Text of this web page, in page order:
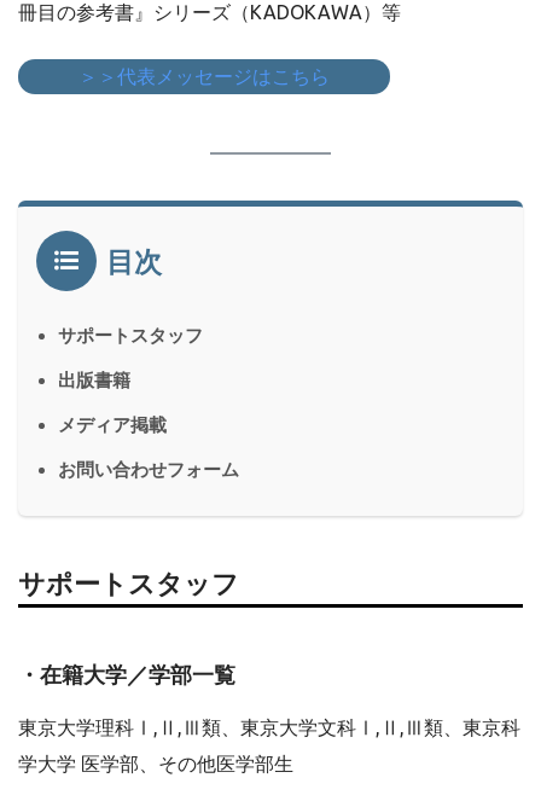
冊目の参考書』シリーズ（KADOKAWA）等
＞＞代表メッセージはこちら
目次
サポートスタッフ
出版書籍
メディア掲載
お問い合わせフォーム
サポートスタッフ
・在籍大学／学部一覧
東京大学理科Ⅰ,Ⅱ,Ⅲ類、東京大学文科Ⅰ,Ⅱ,Ⅲ類、東京科
学大学 医学部、その他医学部生